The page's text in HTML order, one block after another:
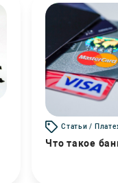
Статьи /
Что такое